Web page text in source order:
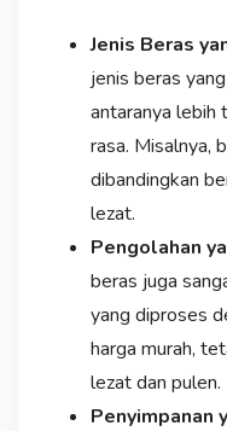
Jenis Beras
jenis beras
antaranya lebih
rasa. Misalnya,
dibandingkan
lezat.
Pengolahan
beras juga
yang diproses
harga murah,
lezat dan pulen.
Penyimpanan